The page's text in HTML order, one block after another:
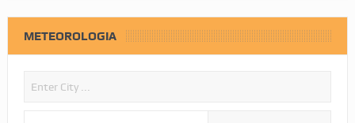
METEOROLOGIA